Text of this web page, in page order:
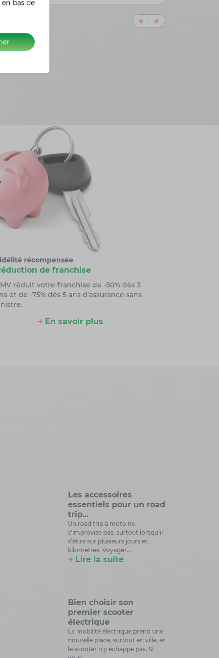
récompensée
de franchise
réduit votre franchise de -50% dès 3
et de -75% dès 5 ans d'assurance sans
En savoir plus
Les accessoires
essentiels pour un road
trip...
Un road trip à moto ne
s’improvise pas, surtout lorsqu’il
s’étire sur plusieurs jours et
kilomètres. Voyager...
Lire la suite
électrique
La mobilité électrique prend une
nouvelle place, surtout en ville, et
le scooter n’y échappe pas. Si
vous...
Lire la suite
bas de